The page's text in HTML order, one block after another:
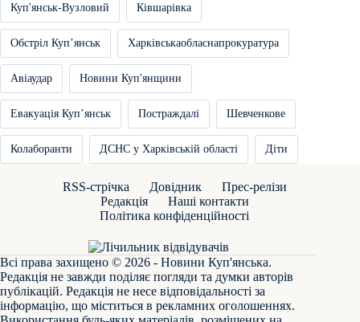
Куп'янськ-Вузловий Ківшарівка
Обстріл Купʼянськ Харківськаобласнапрокуратура
Авіаудар Новини Куп'янщини
Евакуація Купʼянськ Постраждалі Шевченкове
Колаборанти ДСНС у Харківській області Діти
RSS-стрічка Довідник
Прес-релізи
Редакція
Наші контакти
Політика конфіденційності
Всі права захищено © 2026 - Новини Куп'янська.
Редакція не завжди поділяє погляди та думки авторів
публікацій. Редакція не несе відповідальності за
інформацію, що міститься в рекламних оголошеннях.